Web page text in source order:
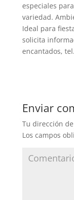
especiales
variedad.
Ideal para
solicita
encantados,
Enviar
Tu dirección
Los campos